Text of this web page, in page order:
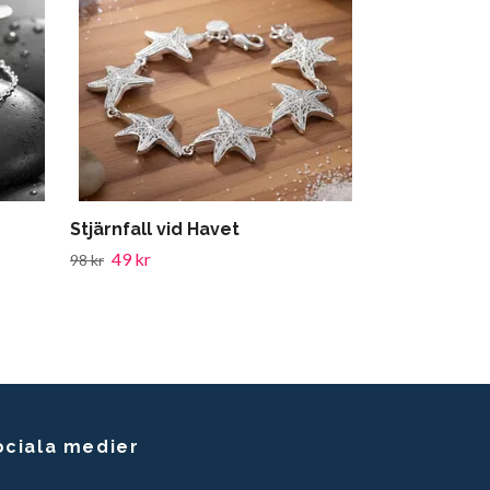
Stjärnfall vid Havet
98 kr 49 kr
medier